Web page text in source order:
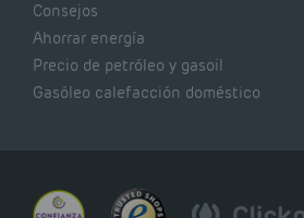
Consejos
Ahorrar energía
Precio de petróleo y gasoil
Gasóleo calefacción doméstico